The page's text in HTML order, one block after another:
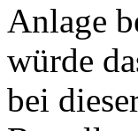
Anlage
würde
bei